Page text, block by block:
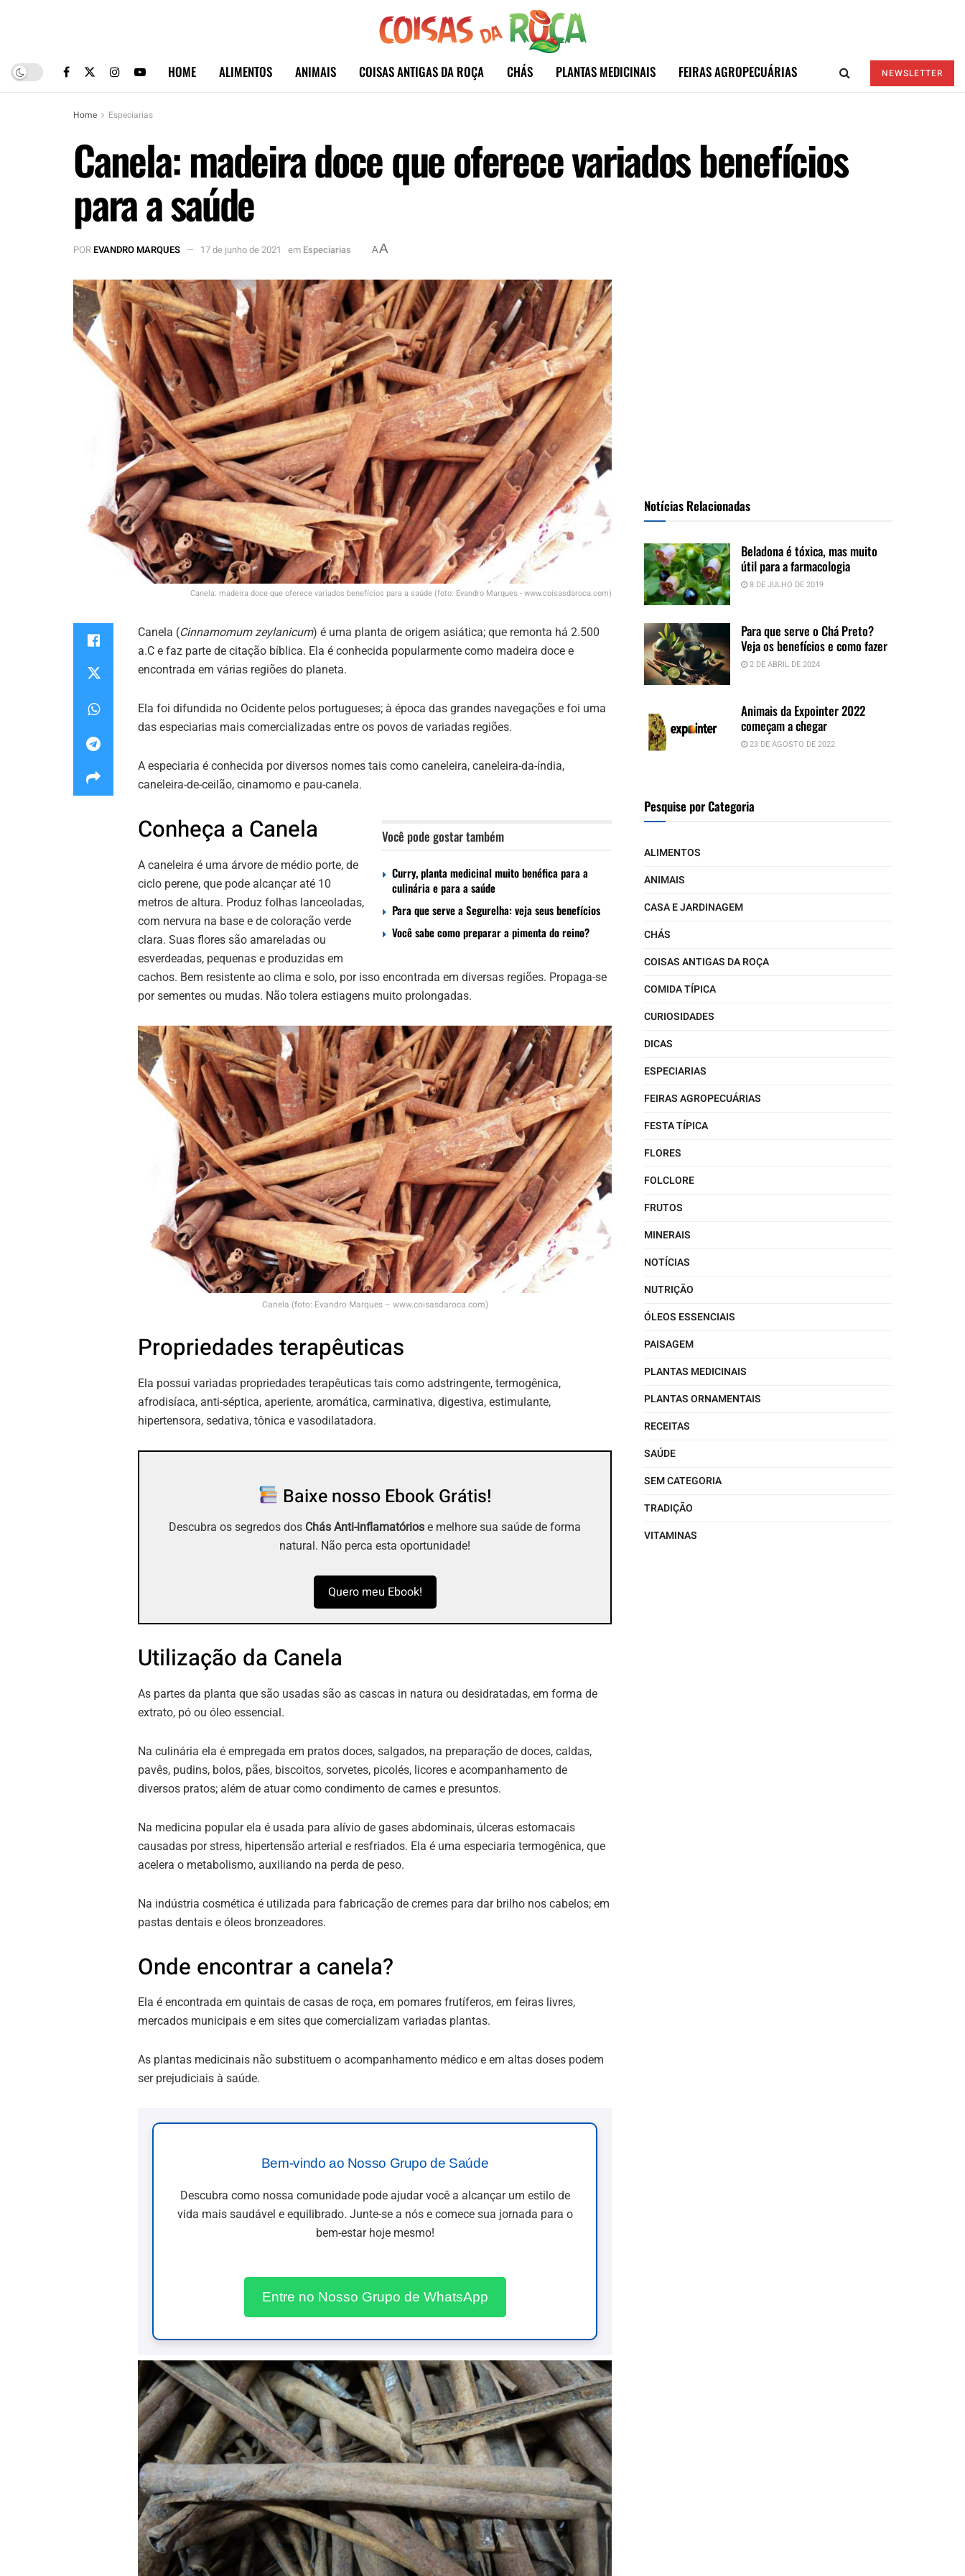
HOME ALIMENTOS ANIMAIS COISAS ANTIGAS DA ROÇA CHÁS PLANTAS MEDICINAIS FEIRAS AGROPECUÁRIAS NEWSLETTER
Home Especiarias
Canela: madeira doce que oferece variados benefícios
para a saúde
POREVANDRO MARQUES 17 de junho de 2021 em Especiarias AA
Canela: madeira doce que oferece variados benefícios para a saúde (foto: Evandro Marques - www.coisasdaroca.com)
Canela (Cinnamomum zeylanicum) é uma planta de origem asiática; que remonta há 2.500
a.C e faz parte de citação bíblica. Ela é conhecida popularmente como madeira doce e
encontrada em várias regiões do planeta.
Ela foi difundida no Ocidente pelos portugueses; à época das grandes navegações e foi uma
das especiarias mais comercializadas entre os povos de variadas regiões.
A especiaria é conhecida por diversos nomes tais como caneleira, caneleira-da-índia,
caneleira-de-ceilão, cinamomo e pau-canela.
Você pode gostar também
Curry, planta medicinal muito benéfica para a
culinária e para a saúde
Para que serve a Segurelha: veja seus benefícios
Você sabe como preparar a pimenta do reino?
Conheça a Canela
A caneleira é uma árvore de médio porte, de
ciclo perene, que pode alcançar até 10
metros de altura. Produz folhas lanceoladas,
com nervura na base e de coloração verde
clara. Suas flores são amareladas ou
esverdeadas, pequenas e produzidas em
cachos. Bem resistente ao clima e solo, por isso encontrada em diversas regiões. Propaga-se
por sementes ou mudas. Não tolera estiagens muito prolongadas.
Canela (foto: Evandro Marques – www.coisasdaroca.com)
Propriedades terapêuticas
Ela possui variadas propriedades terapêuticas tais como adstringente, termogênica,
afrodisíaca, anti-séptica, aperiente, aromática, carminativa, digestiva, estimulante,
hipertensora, sedativa, tônica e vasodilatadora.
Baixe nosso Ebook Grátis!
Descubra os segredos dos Chás Anti-inflamatórios e melhore sua saúde de forma
natural. Não perca esta oportunidade!
Quero meu Ebook!
Utilização da Canela
As partes da planta que são usadas são as cascas in natura ou desidratadas, em forma de
extrato, pó ou óleo essencial.
Na culinária ela é empregada em pratos doces, salgados, na preparação de doces, caldas,
pavês, pudins, bolos, pães, biscoitos, sorvetes, picolés, licores e acompanhamento de
diversos pratos; além de atuar como condimento de carnes e presuntos.
Na medicina popular ela é usada para alívio de gases abdominais, úlceras estomacais
causadas por stress, hipertensão arterial e resfriados. Ela é uma especiaria termogênica, que
acelera o metabolismo, auxiliando na perda de peso.
Na indústria cosmética é utilizada para fabricação de cremes para dar brilho nos cabelos; em
pastas dentais e óleos bronzeadores.
Onde encontrar a canela?
Ela é encontrada em quintais de casas de roça, em pomares frutíferos, em feiras livres,
mercados municipais e em sites que comercializam variadas plantas.
As plantas medicinais não substituem o acompanhamento médico e em altas doses podem
ser prejudiciais à saúde.
Bem-vindo ao Nosso Grupo de Saúde
Descubra como nossa comunidade pode ajudar você a alcançar um estilo de
vida mais saudável e equilibrado. Junte-se a nós e comece sua jornada para o
bem-estar hoje mesmo!
Entre no Nosso Grupo de WhatsApp
Notícias Relacionadas
Beladona é tóxica, mas muito
útil para a farmacologia
8 DE JULHO DE 2019
Para que serve o Chá Preto?
Veja os benefícios e como fazer
2 DE ABRIL DE 2024
Animais da Expointer 2022
começam a chegar
23 DE AGOSTO DE 2022
Pesquise por Categoria
ALIMENTOS
ANIMAIS
CASA E JARDINAGEM
CHÁS
COISAS ANTIGAS DA ROÇA
COMIDA TÍPICA
CURIOSIDADES
DICAS
ESPECIARIAS
FEIRAS AGROPECUÁRIAS
FESTA TÍPICA
FLORES
FOLCLORE
FRUTOS
MINERAIS
NOTÍCIAS
NUTRIÇÃO
ÓLEOS ESSENCIAIS
PAISAGEM
PLANTAS MEDICINAIS
PLANTAS ORNAMENTAIS
RECEITAS
SAÚDE
SEM CATEGORIA
TRADIÇÃO
VITAMINAS